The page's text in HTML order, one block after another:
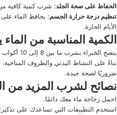
الحفاظ على صحة الجلد: شرب كمية كافية
تنظيم درجة حرارة الجسم: يحافظ الماء
الأيام الحارة.
الكمية المناسبة من الماء
ينصح
بناءً على النشاط البدني والظروف
ضروريًا لصحة جيدة.
نصائح لشرب المزيد من
احمل زجاجة ماء معك دائمًا.
استخدم التطبيقات التي تساعدك على